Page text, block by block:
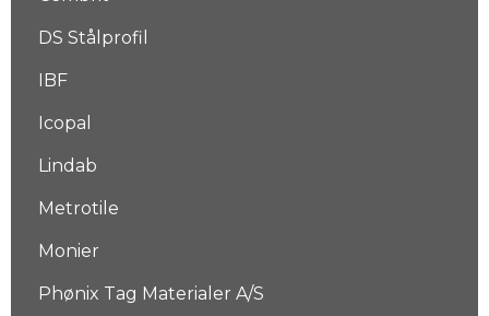
DS Stålprofil
IBF
Icopal
Lindab
Metrotile
Monier
Phønix Tag Materialer A/S